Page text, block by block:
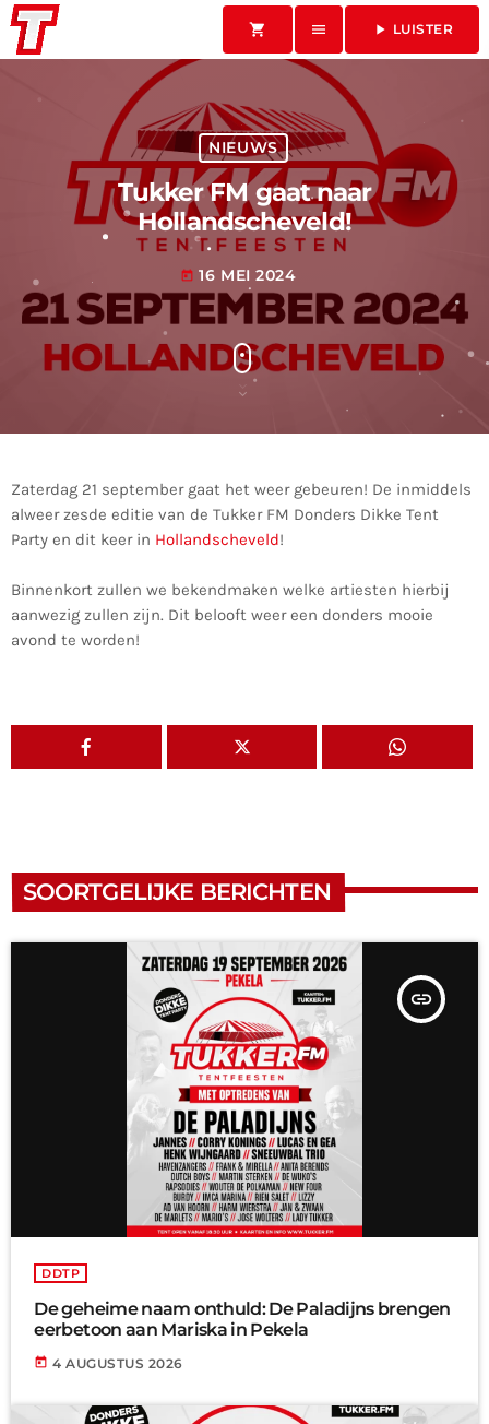
shopping_cart menu play_arrow LUISTER
NIEUWS
Tukker FM gaat naar
Hollandscheveld!
today 16 MEI 2024
Zaterdag 21 september gaat het weer gebeuren! De inmiddels
alweer zesde editie van de Tukker FM Donders Dikke Tent
Party en dit keer in Hollandscheveld!
Binnenkort zullen we bekendmaken welke artiesten hierbij
aanwezig zullen zijn. Dit belooft weer een donders mooie
avond te worden!
SOORTGELIJKE BERICHTEN
insert_link
DDTP
De geheime naam onthuld: De Paladijns brengen
eerbetoon aan Mariska in Pekela
today 4 AUGUSTUS 2026